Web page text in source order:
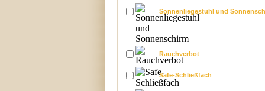
Sonnenliegestuhl und
Rauchverbot
Safe-Schließfach